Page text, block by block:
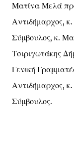
Ματίνα Μελά
Αντιδήμαρχος,
Σύμβουλος, κ.
Τσιριγωτάκης
Γενική
Αντιδήμαρχος,
Σύμβουλος.